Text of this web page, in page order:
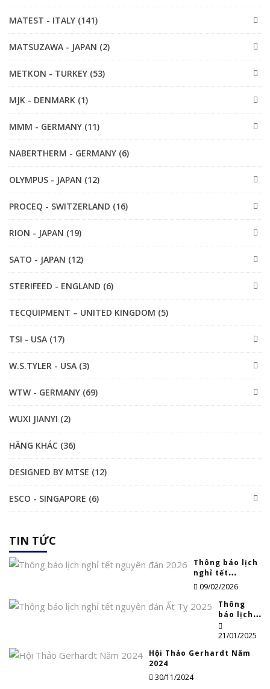
MATEST - ITALY (141)
MATSUZAWA - JAPAN (2)
METKON - TURKEY (53)
MJK - DENMARK (1)
MMM - GERMANY (11)
NABERTHERM - GERMANY (6)
OLYMPUS - JAPAN (12)
PROCEQ - SWITZERLAND (16)
RION - JAPAN (19)
SATO - JAPAN (12)
STERIFEED - ENGLAND (6)
TECQUIPMENT – UNITED KINGDOM (5)
TSI - USA (17)
W.S.TYLER - USA (3)
WTW - GERMANY (69)
WUXI JIANYI (2)
HÃNG KHÁC (36)
DESIGNED BY MTSE (12)
ESCO - SINGAPORE (6)
TIN TỨC
Thông báo lịch
nghỉ tết
nguyên đán
09/02/2026
Thông
báo lịch
nghỉ tết
nguyên
2025
21/01/2025
Hội Thảo Gerhardt Năm
2024
30/11/2024